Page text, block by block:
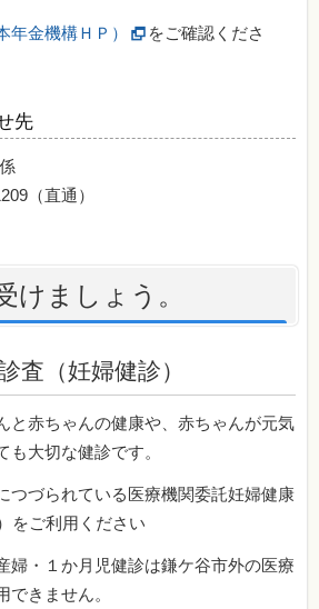
年金機構ＨＰ）
をご確認くださ
先
（直通）
けましょう。
査（妊婦健診）
と赤ちゃんの健康や、赤ちゃんが元気
も大切な健診です。
つづられている医療機関委託妊婦健康
をご利用ください
婦・１か月児健診は鎌ケ谷市外の医療
できません。